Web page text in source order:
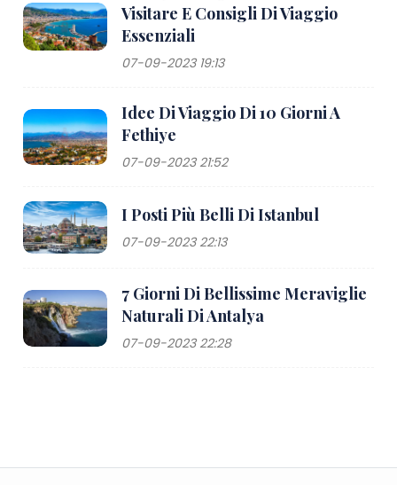
Visitare E Consigli Di Viaggio
Essenziali
07-09-2023 19:13
Idee Di Viaggio Di 10 Giorni A
Fethiye
07-09-2023 21:52
I Posti Più Belli Di Istanbul
07-09-2023 22:13
7 Giorni Di Bellissime Meraviglie
Naturali Di Antalya
07-09-2023 22:28